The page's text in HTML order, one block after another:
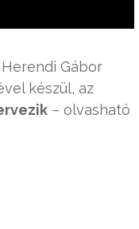
Gábor
készül, az
– olvasható